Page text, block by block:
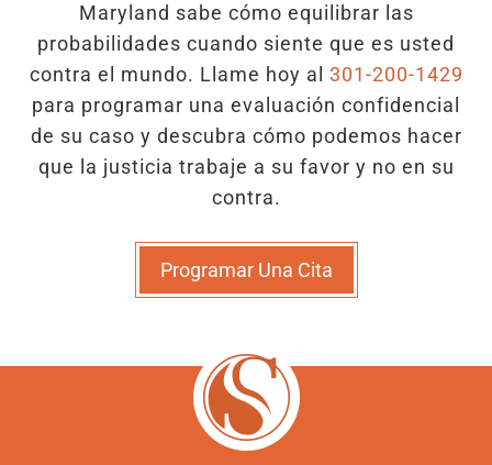
Maryland sabe cómo equilibrar las
probabilidades cuando siente que es usted
contra el mundo. Llame hoy al 301-200-1429
para programar una evaluación confidencial
de su caso y descubra cómo podemos hacer
que la justicia trabaje a su favor y no en su
contra.
Programar Una Cita